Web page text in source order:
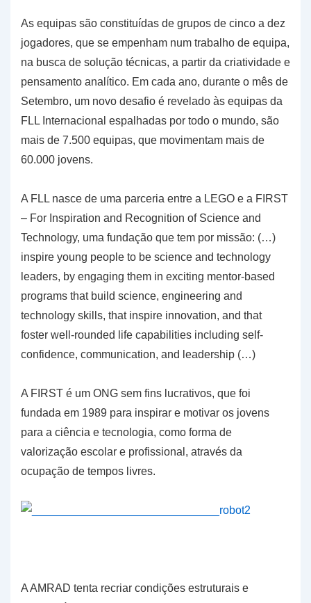
As equipas são constituídas de grupos de cinco a dez
jogadores, que se empenham num trabalho de equipa,
na busca de solução técnicas, a partir da criatividade e
pensamento analítico. Em cada ano, durante o mês de
Setembro, um novo desafio é revelado às equipas da
FLL Internacional espalhadas por todo o mundo, são
mais de 7.500 equipas, que movimentam mais de
60.000 jovens.
A FLL nasce de uma parceria entre a LEGO e a FIRST
– For Inspiration and Recognition of Science and
Technology, uma fundação que tem por missão: (…)
inspire young people to be science and technology
leaders, by engaging them in exciting mentor-based
programs that build science, engineering and
technology skills, that inspire innovation, and that
foster well-rounded life capabilities including self-
confidence, communication, and leadership (…)
A FIRST é um ONG sem fins lucrativos, que foi
fundada em 1989 para inspirar e motivar os jovens
para a ciência e tecnologia, como forma de
valorização escolar e profissional, através da
ocupação de tempos livres.
A AMRAD tenta recriar condições estruturais e